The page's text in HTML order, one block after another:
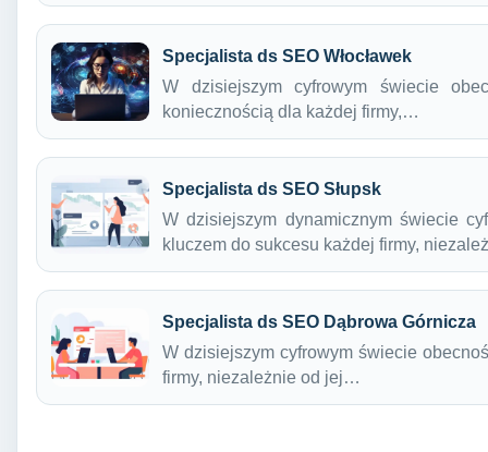
Specjalista ds SEO Włocławek
W dzisiejszym cyfrowym świecie
koniecznością dla każdej firmy,…
Specjalista ds SEO Słupsk
W dzisiejszym dynamicznym świecie
kluczem do sukcesu każdej firmy,
Specjalista ds SEO Dąbrowa Górnicza
W dzisiejszym cyfrowym świecie
firmy, niezależnie od jej…